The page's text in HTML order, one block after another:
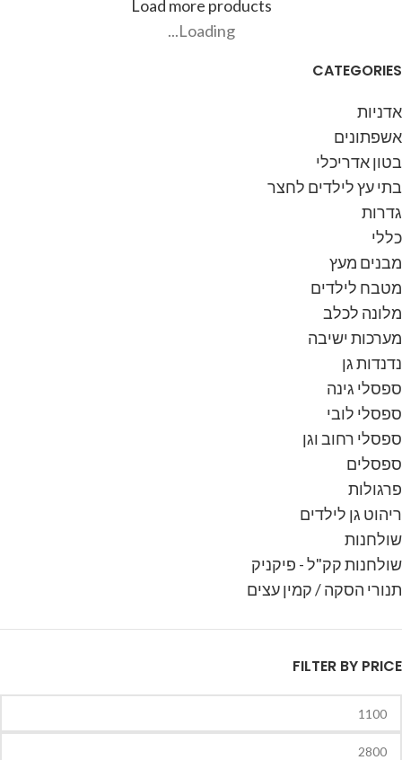
ניתן ליצור קשר בטלפון
377-7817
Load more products
Loading...
CATEGORIES
אדניות
אשפתונים
בטון אדריכלי
בתי עץ לילדים לחצר
גדרות
כללי
מבנים מעץ
מטבח לילדים
מלונה לכלב
מערכות ישיבה
נדנדות גן
ספסלי גינה
ספסלי לובי
ספסלי רחוב וגן
ספסלים
פרגולות
ריהוט גן לילדים
שולחנות
שולחנות קק"ל - פיקניק
תנורי הסקה / קמין עצים
FILTER BY PRICE